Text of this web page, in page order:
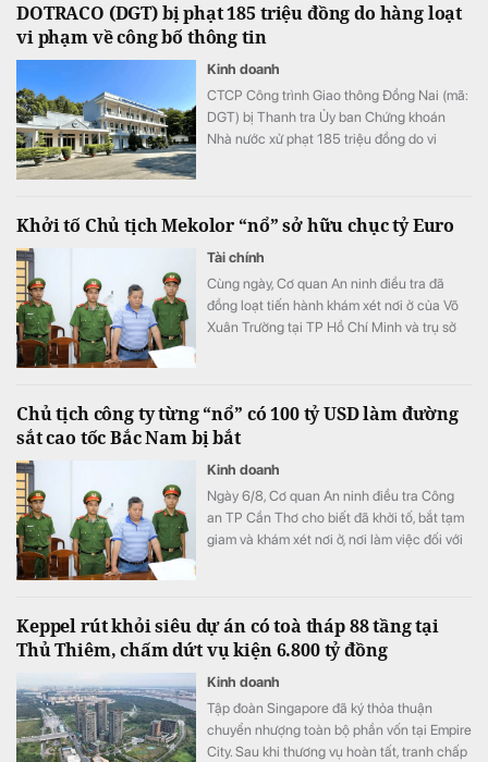
DOTRACO (DGT) bị phạt 185 triệu đồng do hàng loạt
vi phạm về công bố thông tin
Kinh doanh
CTCP Công trình Giao thông Đồng Nai (mã:
DGT) bị Thanh tra Ủy ban Chứng khoán
Nhà nước xử phạt 185 triệu đồng do vi
Khởi tố Chủ tịch Mekolor “nổ” sở hữu chục tỷ Euro
Tài chính
Cùng ngày, Cơ quan An ninh điều tra đã
đồng loạt tiến hành khám xét nơi ở của Võ
Xuân Trường tại TP Hồ Chí Minh và trụ sở
Chủ tịch công ty từng “nổ” có 100 tỷ USD làm đường
sắt cao tốc Bắc Nam bị bắt
Kinh doanh
Ngày 6/8, Cơ quan An ninh điều tra Công
an TP Cần Thơ cho biết đã khởi tố, bắt tạm
giam và khám xét nơi ở, nơi làm việc đối với
Keppel rút khỏi siêu dự án có toà tháp 88 tầng tại
Thủ Thiêm, chấm dứt vụ kiện 6.800 tỷ đồng
Kinh doanh
Tập đoàn Singapore đã ký thỏa thuận
chuyển nhượng toàn bộ phần vốn tại Empire
City. Sau khi thương vụ hoàn tất, tranh chấp